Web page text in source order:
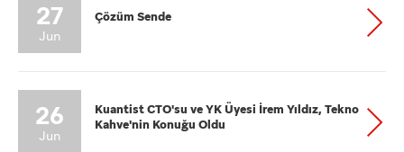
27
Jun
Çözüm Sende
26
Jun
Kuantist CTO'su ve YK Üyesi İrem Yıldız, Tekno
Kahve'nin Konuğu Oldu